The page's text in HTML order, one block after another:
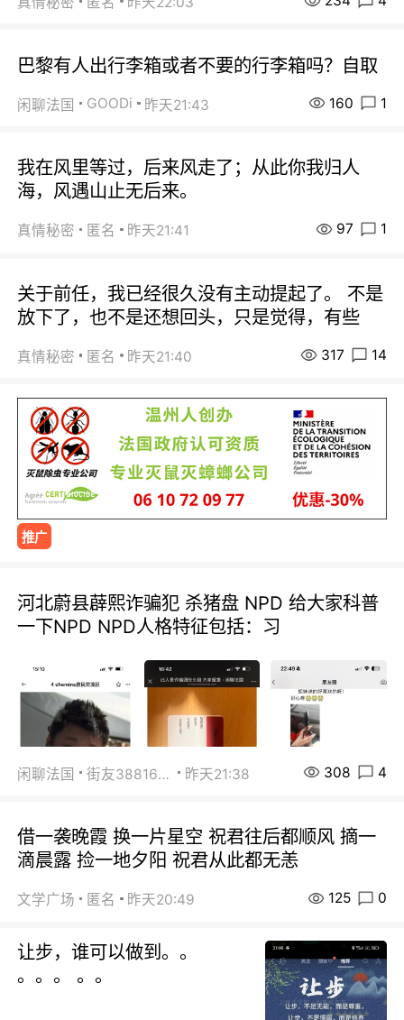
巴黎有人出行李箱或者不要的行李箱吗？自取
闲聊法国 GOODi 昨天21:43 160 1
我在风里等过，后来风走了；从此你我归人
海，风遇山止无后来。
真情秘密 匿名 昨天21:41 97 1
关于前任，我已经很久没有主动提起了。 不是
放下了，也不是还想回头，只是觉得，有些
真情秘密 匿名 昨天21:40 317 14
推广
河北蔚县薜熙诈骗犯 杀猪盘 NPD 给大家科普
一下NPD NPD人格特征包括：习
闲聊法国 街友38816967 昨天21:38 308 4
借一袭晚霞 换一片星空 祝君往后都顺风 摘一
滴晨露 捡一地夕阳 祝君从此都无恙
文学广场 匿名 昨天20:49 125 0
让步，谁可以做到。。
。。。 。。